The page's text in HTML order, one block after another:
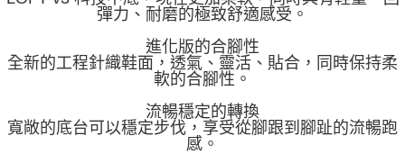
彈力、耐磨的極致舒適感受。
進化版的合腳性
全新的工程針織鞋面，透氣、靈活、貼合，同時保持柔
軟的合腳性。
流暢穩定的轉換
寬敞的底台可以穩定步伐，享受從腳跟到腳趾的流暢跑
感。